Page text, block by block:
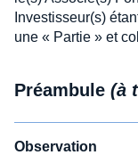
Investisseur(s)
une « Partie » et
Préambule (à
Observation